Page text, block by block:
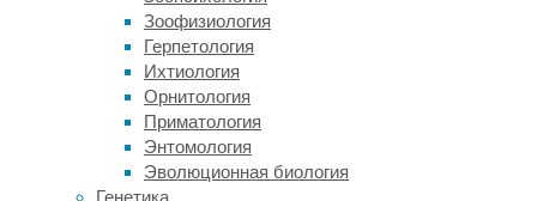
Зоофизиология
Герпетология
Ихтиология
Орнитология
Приматология
Энтомология
Эволюционная биология
Генетика
по
пастбищам
не
ест
свежую
траву